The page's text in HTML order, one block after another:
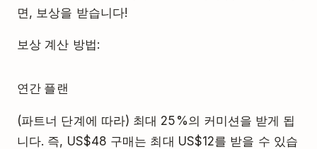
면, 보상을 받습니다!
보상 계산 방법:
연간 플랜
(파트너 단계에 따라) 최대 25%의 커미션을 받게 됩
니다. 즉, US$48 구매는 최대 US$12를 받을 수 있습